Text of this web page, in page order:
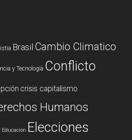
Brasil Cambio Climatico
y Tecnología Conflicto
crisis capitalismo
Humanos
Educación Elecciones